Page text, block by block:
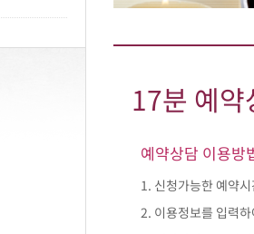
17분 예약
예약상담 이용방
1. 신청가능한 예약
2. 이용정보를 입력